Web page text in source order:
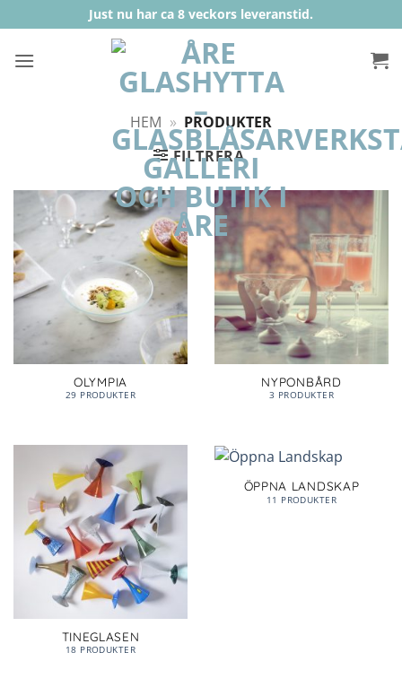
to
content
Just nu har ca 8 veckors leveranstid.
HEM » PRODUKTER
FILTRERA
OLYMPIA
29 PRODUKTER
NYPONBÅRD
3 PRODUKTER
TINEGLASEN
18 PRODUKTER
ÖPPNA LANDSKAP
11 PRODUKTER